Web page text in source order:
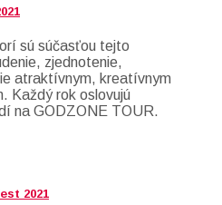
sú súčasťou tejto
zjednotenie,
atraktívnym, kreatívnym
Každý rok oslovujú
na GODZONE TOUR.
2021